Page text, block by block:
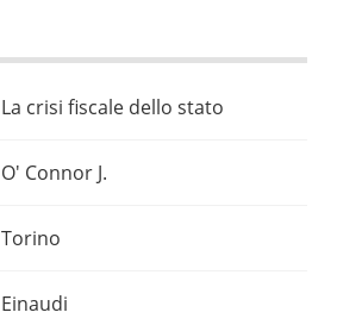
La crisi fiscale dello stato
O' Connor J.
Torino
Einaudi